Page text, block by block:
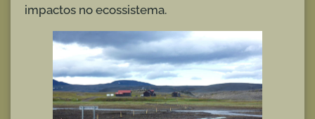
impactos no ecossistema.